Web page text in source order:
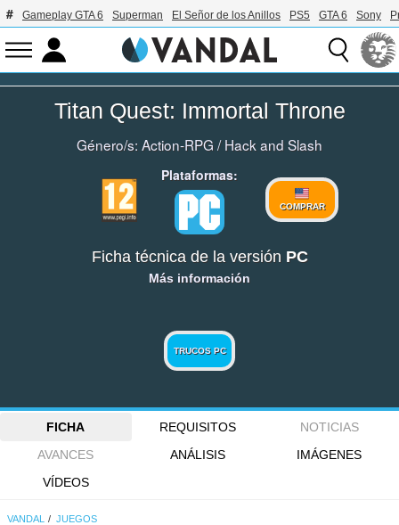
Gameplay GTA 6 Superman El Señor de los Anillos PS5 GTA 6 Sony
Titan Quest: Immortal Throne
Género/s: Action-RPG /Hack and Slash
Plataformas:
COMPRAR
Ficha técnica de la versión PC
Más información
TRUCOS PC
FICHA REQUISITOS
NOTICIAS
AVANCES
ANÁLISIS
IMÁGENES
VÍDEOS
VANDAL JUEGOS